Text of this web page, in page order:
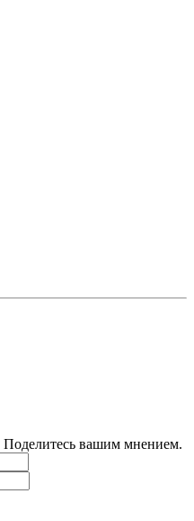
Поделитесь вашим мнением.